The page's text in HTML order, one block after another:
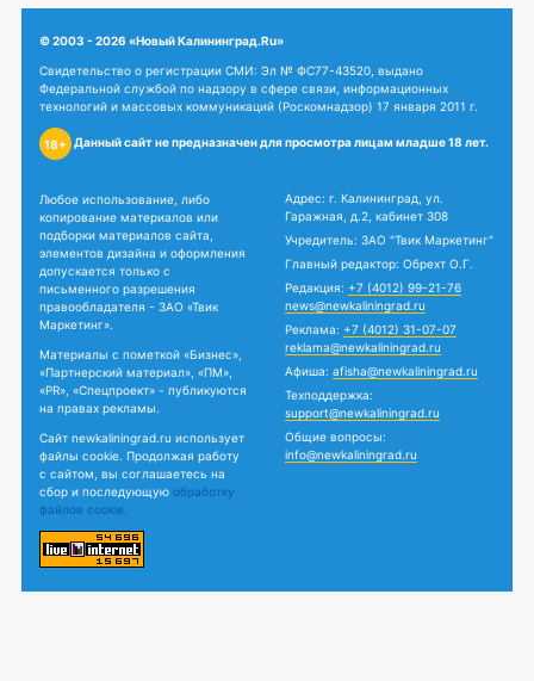
© 2003 - 2026 «Новый Калининград.Ru»
Свидетельство о регистрации СМИ: Эл № ФС77-43520, выдано
Федеральной службой по надзору в сфере связи, информационных
технологий и массовых коммуникаций (Роскомнадзор) 17 января 2011 г.
18+ Данный сайт не предназначен для просмотра лицам младше 18 лет.
Любое использование, либо
копирование материалов или
подборки материалов сайта,
элементов дизайна и оформления
допускается только с
письменного разрешения
правообладателя - ЗАО «Твик
Маркетинг».
Материалы с пометкой «Бизнес»,
«Партнерский материал», «ПМ»,
«PR», «Спецпроект» - публикуются
на правах рекламы.
Сайт newkaliningrad.ru использует
файлы cookie. Продолжая работу
с сайтом, вы соглашаетесь на
сбор и последующую обработку
файлов cookie.
Адрес: г. Калининград, ул.
Гаражная, д.2, кабинет 308
Учредитель: ЗАО "Твик Маркетинг"
Главный редактор: Обрехт О.Г.
Редакция: +7 (4012) 99-21-76
news@newkaliningrad.ru
Реклама: +7 (4012) 31-07-07
reklama@newkaliningrad.ru
Афиша: afisha@newkaliningrad.ru
Техподдержка:
support@newkaliningrad.ru
Общие вопросы:
info@newkaliningrad.ru